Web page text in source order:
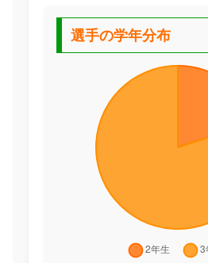
選手の学年分布